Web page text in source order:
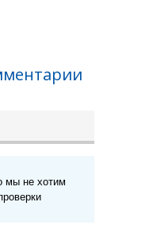
мы не хотим